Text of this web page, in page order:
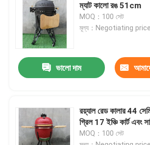
আমাদের সাথে যোগাযোগ করুন
খবর
সিরামিক কামাডো গ্রিল
সিরামিক বারবিকিউ গ্রিল
সিরামিক চারকোল গ্রিল
ম্যাট কালো রঙ 51cm
MOQ：100 সেট
মূল্য：Negotiating price
ভালো দাম
রয়্যাল রেড কালার 44
গ্রিল 17 ইঞ্চি কার্ট এবং
MOQ：100 সেট